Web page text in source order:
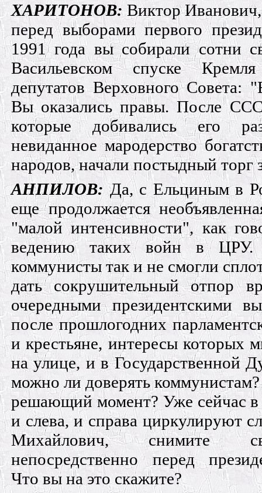
ХАРИТОНОВ:Виктор
перед выборами первого
1991 года вы собирали сотни
Васильевском спуске
депутатов Верховного Совета:
Вы оказались правы. После
которые добивались его
невиданное мародерство
народов, начали постыдный торг
АНПИЛОВ:Да, с Ельциным в
еще продолжается
"малой интенсивности", как
ведению таких войн в
коммунисты так и не смогли
дать сокрушительный отпор
очередными президентскими
после прошлогодних
и крестьяне, интересы которых
на улице, и в Государственной
можно ли доверять
решающий момент? Уже сейчас в
и слева, и справа циркулируют
Михайлович, снимите
непосредственно перед
Что вы на это скажите?